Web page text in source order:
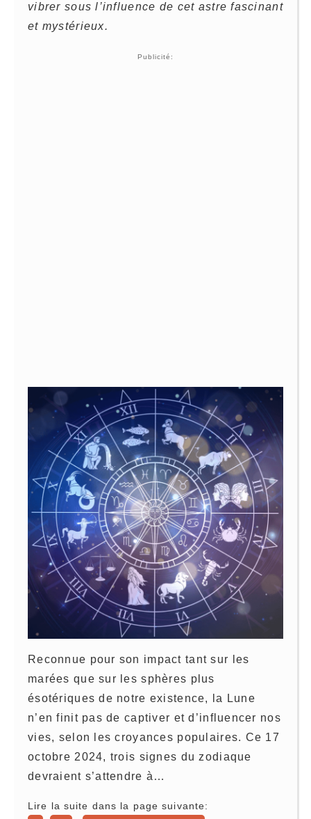
vibrer sous l’influence de cet astre fascinant
et mystérieux.
Publicité:
Reconnue pour son impact tant sur les
marées que sur les sphères plus
ésotériques de notre existence, la Lune
n’en finit pas de captiver et d’influencer nos
vies, selon les croyances populaires. Ce 17
octobre 2024, trois signes du zodiaque
devraient s’attendre à…
Lire la suite dans la page suivante: